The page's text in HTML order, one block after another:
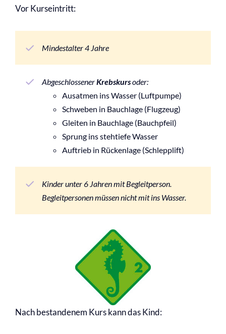
Vor Kurseintritt:
Mindestalter 4 Jahre
AbgeschlossenerKrebskursoder:
Ausatmen ins Wasser (Luftpumpe)
Schweben in Bauchlage (Flugzeug)
Gleiten in Bauchlage (Bauchpfeil)
Sprung ins stehtiefe Wasser
Auftrieb in Rückenlage (Schlepplift)
Kinder unter 6 Jahren mit Begleitperson.
Begleitpersonen müssen nicht mit ins Wasser.
Nach bestandenem Kurs kann das Kind: